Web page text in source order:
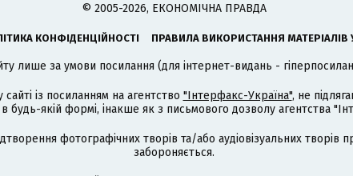
© 2005-2026, ЕКОНОМІЧНА ПРАВДА
КОНФІДЕНЦІЙНОСТІ ПРАВИЛА ВИКОРИСТАННЯ МАТЕРІАЛІВ
лише за умови посилання (для інтернет-видань -
із посиланням на агентство "Інтерфакс-Україна", не
якій формі, інакше як з письмового дозволу агентства
фотографічних творів та/або аудіовізуальних
забороняється.